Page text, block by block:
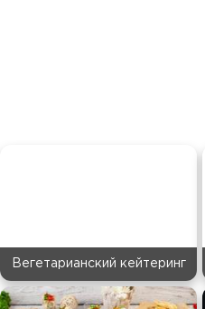
Вегетарианский кейтеринг